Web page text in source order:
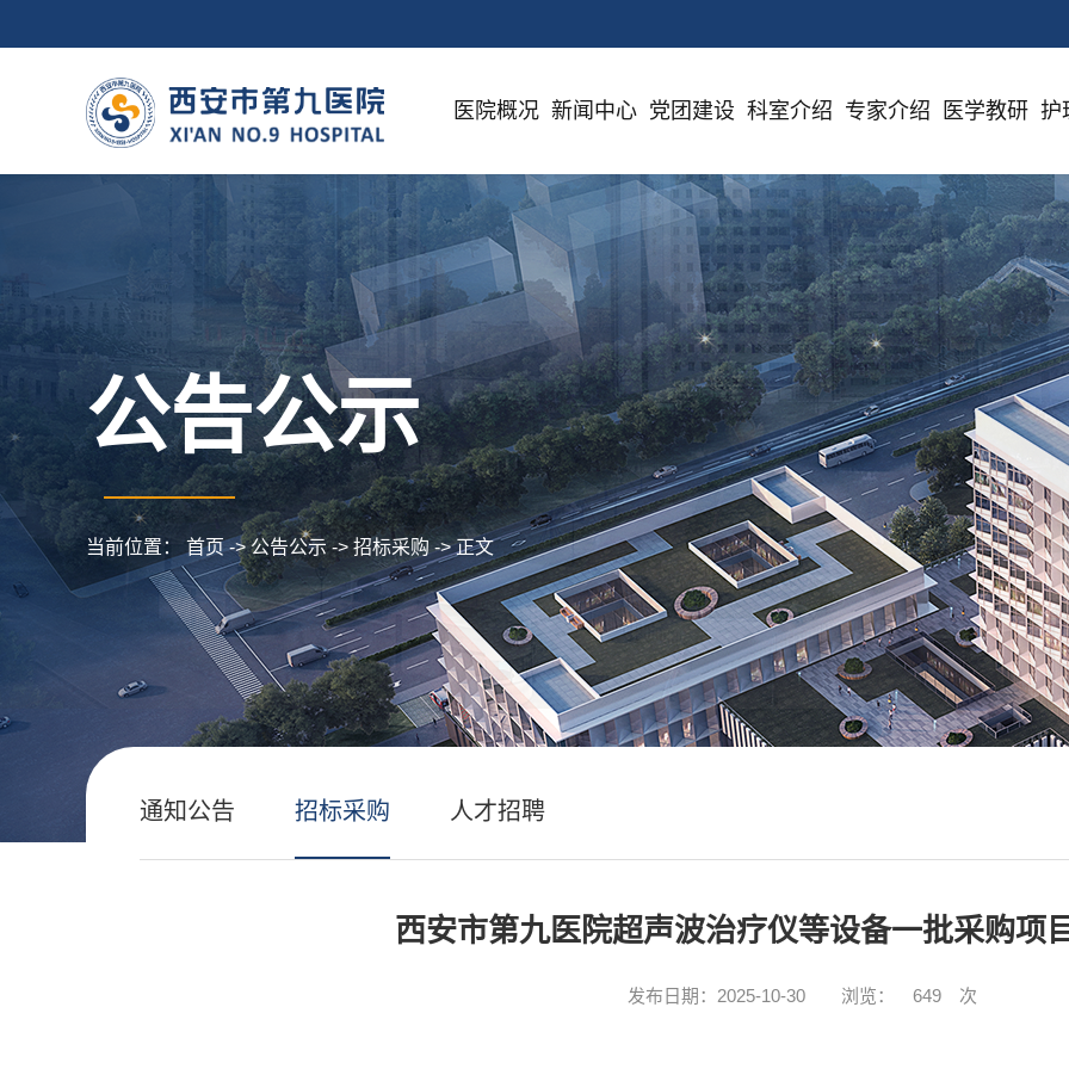
医院概况 新闻中心 党团建设 科室介绍 专家介绍 医学教研 护
公告公示
当前位置： 首页->公告公示-> 招标采购-> 正文
通知公告 招标采购 人才招聘
西安市第九医院超声波治疗仪等设备一批采购项
发布日期：2025-10-30 浏览： 649 次